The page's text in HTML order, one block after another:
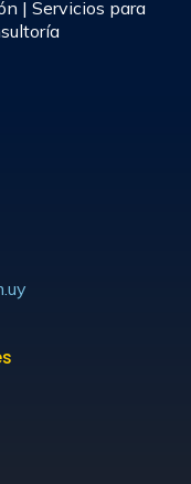
| Servicios para